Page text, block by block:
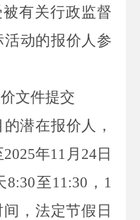
有关行政监督
动的报价人参
文件提交
潜在报价人，
2025年11 月 24日
8:30至11:30 ， 1
间，法定节假日